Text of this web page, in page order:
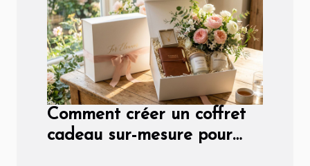
Comment créer un coffret
cadeau sur-mesure pour